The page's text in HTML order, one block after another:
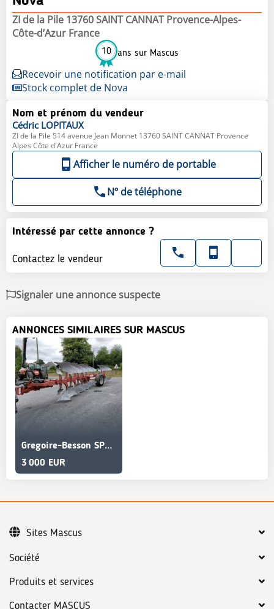
ZI de la Pile 13760 SAINT CANNAT Provence-Alpes-
Côte-d’Azur France
10 ans sur Mascus
Recevoir une notification par e-mail
Stock complet de Nova
Nom et prénom du vendeur
Cédric LOPITAUX
ZI de la Pile 514 avenue Jean Monnet 13760 SAINT CANNAT Provence
Alpes Côte d'Azur France
Afficher le numéro de portable
Nº de téléphone
Intéressé par cette annonce ?
Contactez le vendeur
Signaler une annonce suspecte
ANNONCES SIMILAIRES SUR MASCUS
Gregoire-Besson SPERB7 716 160 100
3 000 EUR
Société
Produits et services
Contacter MASCUS
Sites Mascus